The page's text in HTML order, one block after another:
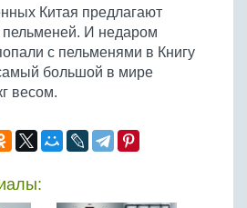
Китая предлагают
пельменей. И недаром
с пельменями в Книгу
большой в мире
весом.